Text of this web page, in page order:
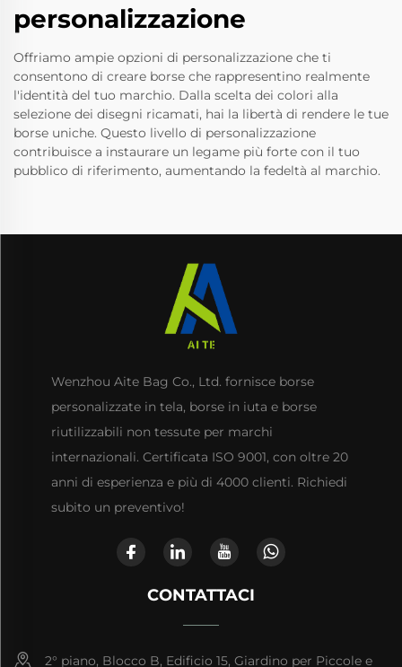
personalizzazione
Offriamo ampie opzioni di personalizzazione che ti
consentono di creare borse che rappresentino realmente
l'identità del tuo marchio. Dalla scelta dei colori alla
selezione dei disegni ricamati, hai la libertà di rendere le tue
borse uniche. Questo livello di personalizzazione
contribuisce a instaurare un legame più forte con il tuo
pubblico di riferimento, aumentando la fedeltà al marchio.
Wenzhou Aite Bag Co., Ltd. fornisce borse
personalizzate in tela, borse in iuta e borse
riutilizzabili non tessute per marchi
internazionali. Certificata ISO 9001, con oltre 20
anni di esperienza e più di 4000 clienti. Richiedi
subito un preventivo!
CONTATTACI
2° piano, Blocco B, Edificio 15, Giardino per Piccole e